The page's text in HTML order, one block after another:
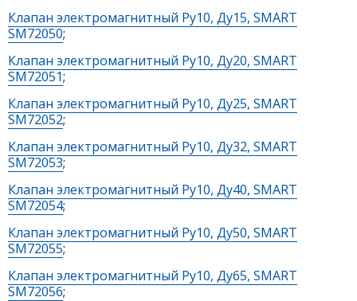
Клапан электромагнитный Ру10, Ду15, SMART
SM72050;
Клапан электромагнитный Ру10, Ду20, SMART
SM72051;
Клапан электромагнитный Ру10, Ду25, SMART
SM72052;
Клапан электромагнитный Ру10, Ду32, SMART
SM72053;
Клапан электромагнитный Ру10, Ду40, SMART
SM72054;
Клапан электромагнитный Ру10, Ду50, SMART
SM72055;
Клапан электромагнитный Ру10, Ду65, SMART
SM72056;